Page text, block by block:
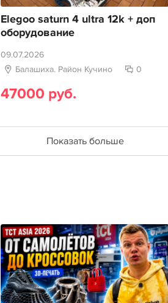
Elegoo saturn 4 ultra 12k + доп
оборудование
09.07.2026
Балашиха. Район Кучино
0
47000 руб.
Показать больше